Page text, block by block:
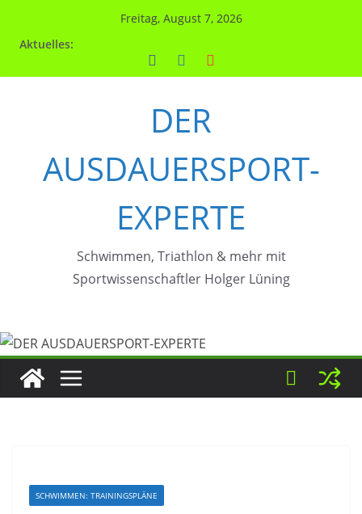
Freitag, August 7, 2026
Aktuelles:
DER
AUSDAUERSPORT-
EXPERTE
Schwimmen, Triathlon & mehr mit
Sportwissenschaftler Holger Lüning
SCHWIMMEN: TRAININGSPLÄNE